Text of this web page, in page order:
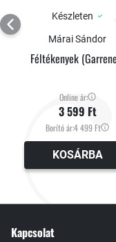
Készleten
Márai Sándor
Féltékenyek
Online ár:
3 599 Ft
Borító ár:4 499 Ft
KOSÁRBA
Kapcsolat